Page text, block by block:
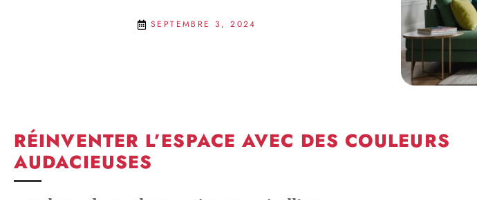
SEPTEMBRE 3, 2024
RÉINVENTER L’ESPACE AVEC DES COULEURS
AUDACIEUSES